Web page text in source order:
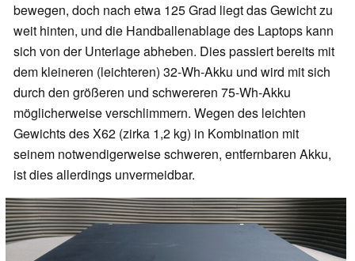
bewegen, doch nach etwa 125 Grad liegt das Gewicht zu
weit hinten, und die Handballenablage des Laptops kann
sich von der Unterlage abheben. Dies passiert bereits mit
dem kleineren (leichteren) 32-Wh-Akku und wird mit sich
durch den größeren und schwereren 75-Wh-Akku
möglicherweise verschlimmern. Wegen des leichten
Gewichts des X62 (zirka 1,2 kg) in Kombination mit
seinem notwendigerweise schweren, entfernbaren Akku,
ist dies allerdings unvermeidbar.